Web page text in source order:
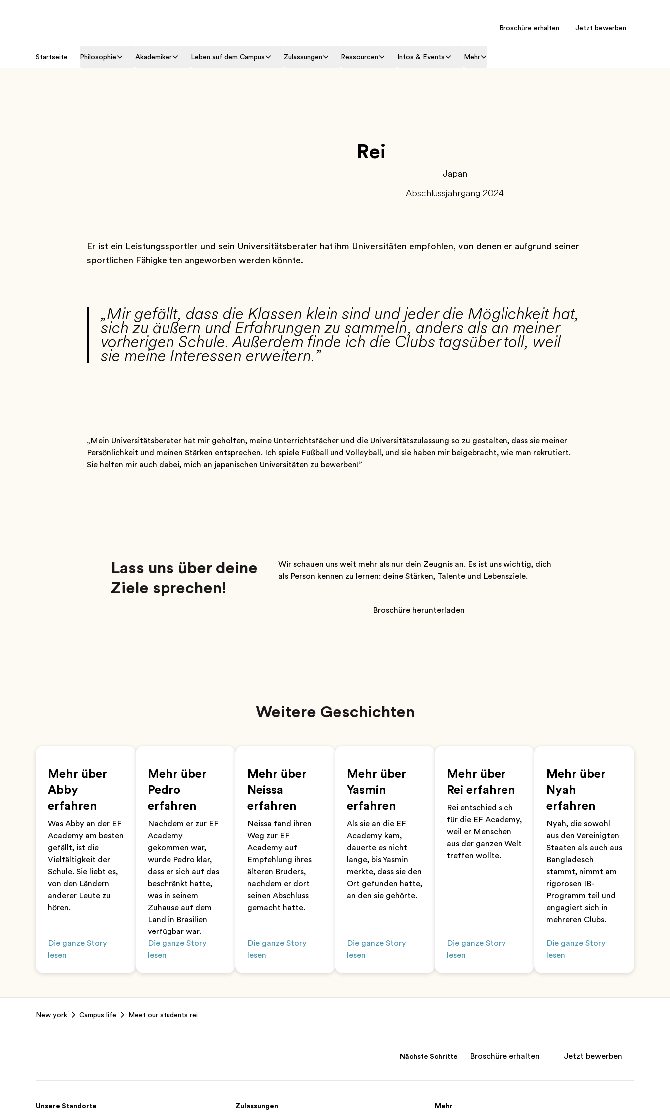
Broschüre erhalten Jetzt bewerben
Startseite Philosophie Akademiker Leben auf dem Campus Zulassungen Ressourcen Infos & Events Mehr
Rei
Japan
Abschlussjahrgang 2024
Er ist ein Leistungssportler und sein Universitätsberater hat ihm Universitäten empfohlen, von denen er aufgrund seiner
sportlichen Fähigkeiten angeworben werden könnte.
„Mir gefällt, dass die Klassen klein sind und jeder die Möglichkeit hat,
sich zu äußern und Erfahrungen zu sammeln, anders als an meiner
vorherigen Schule. Außerdem finde ich die Clubs tagsüber toll, weil
sie meine Interessen erweitern.”
„Mein Universitätsberater hat mir geholfen, meine Unterrichtsfächer und die Universitätszulassung so zu gestalten, dass sie meiner
Persönlichkeit und meinen Stärken entsprechen. Ich spiele Fußball und Volleyball, und sie haben mir beigebracht, wie man rekrutiert.
Sie helfen mir auch dabei, mich an japanischen Universitäten zu bewerben!”
Lass uns über deine
Ziele sprechen!
Wir schauen uns weit mehr als nur dein Zeugnis an. Es ist uns wichtig, dich
als Person kennen zu lernen: deine Stärken, Talente und Lebensziele.
Broschüre herunterladen
Weitere Geschichten
Mehr über
Abby
erfahren
Was Abby an der EF
Academy am besten
gefällt, ist die
Vielfältigkeit der
Schule. Sie liebt es,
von den Ländern
anderer Leute zu
hören.
Die ganze Story
lesen
Mehr über
Pedro
erfahren
Nachdem er zur EF
Academy
gekommen war,
wurde Pedro klar,
dass er sich auf das
beschränkt hatte,
was in seinem
Zuhause auf dem
Land in Brasilien
verfügbar war.
Die ganze Story
lesen
Mehr über
Neissa
erfahren
Neissa fand ihren
Weg zur EF
Academy auf
Empfehlung ihres
älteren Bruders,
nachdem er dort
seinen Abschluss
gemacht hatte.
Die ganze Story
lesen
Mehr über
Yasmin
erfahren
Als sie an die EF
Academy kam,
dauerte es nicht
lange, bis Yasmin
merkte, dass sie den
Ort gefunden hatte,
an den sie gehörte.
Die ganze Story
lesen
Mehr über
Rei erfahren
Rei entschied sich
für die EF Academy,
weil er Menschen
aus der ganzen Welt
treffen wollte.
Die ganze Story
lesen
Mehr über
Nyah
erfahren
Nyah, die sowohl
aus den Vereinigten
Staaten als auch aus
Bangladesch
stammt, nimmt am
rigorosen IB-
Programm teil und
engagiert sich in
mehreren Clubs.
Die ganze Story
lesen
New york Campus life Meet our students rei
Nächste Schritte Broschüre erhalten Jetzt bewerben
Unsere Standorte Zulassungen Mehr